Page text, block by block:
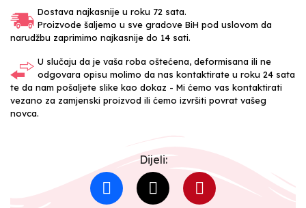
Dostava najkasnije u roku 72 sata.
Proizvode šaljemo u sve gradove BiH pod uslovom da
narudžbu zaprimimo najkasnije do 14 sati.
U slučaju da je vaša roba oštećena, deformisana ili ne
odgovara opisu molimo da nas kontaktirate u roku 24 sata
te da nam pošaljete slike kao dokaz - Mi ćemo vas kontaktirati
vezano za zamjenski proizvod ili ćemo izvršiti povrat vašeg
novca.
Dijeli: